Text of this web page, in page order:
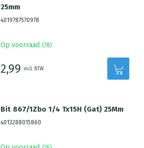
25mm
4019787570978
Op voorraad (78)
2,99 incl. BTW
Bit 867/1Zbo 1/4 Tx15H (Gat) 25Mm
4013288015860